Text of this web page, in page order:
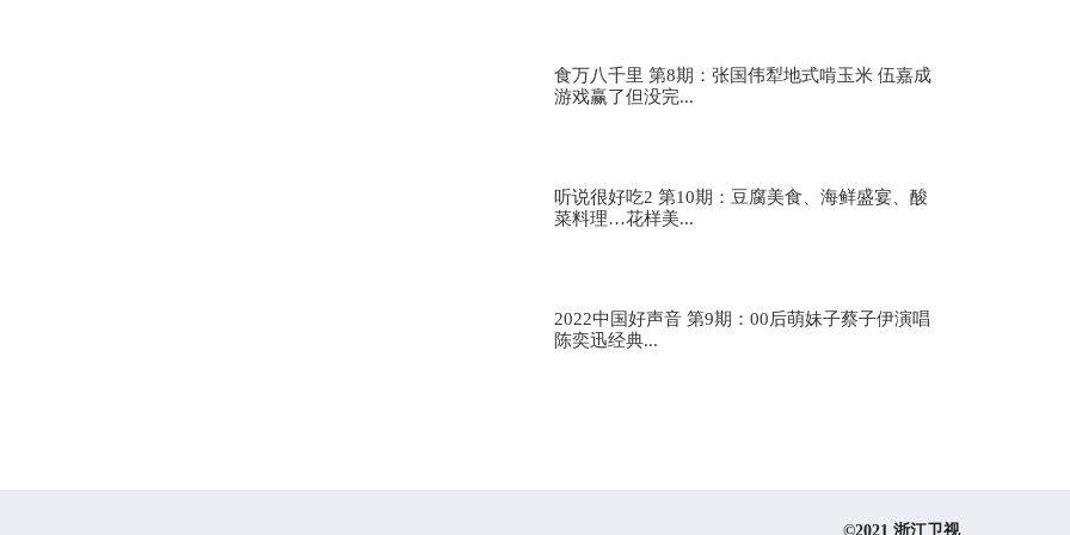
《国之骄傲，青年工匠》 浙江电视台教科影视频
食万八千里 第8期：张国伟犁地式啃玉米 伍嘉成
游戏赢了但没完...
听说很好吃2 第10期：豆腐美食、海鲜盛宴、酸
菜料理…花样美...
2022中国好声音 第9期：00后萌妹子蔡子伊演唱
陈奕迅经典...
©2021 浙江卫视